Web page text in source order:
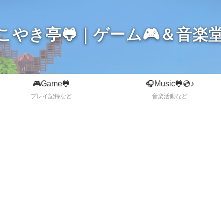
やき亭🐸｜ゲーム🎮＆音楽
🎮Game🐸
プレイ記録など
🎧Music🐸💿♪
音楽活動など